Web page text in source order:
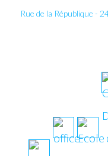
Rue de la République -